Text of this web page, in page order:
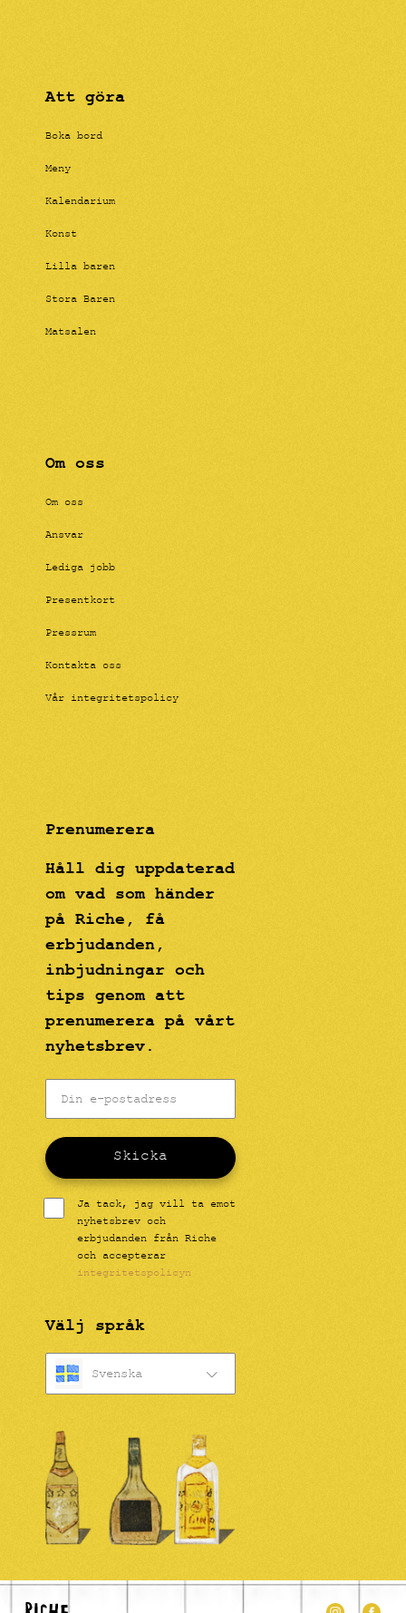
Att göra
Boka bord
Meny
Kalendarium
Konst
Lilla baren
Stora Baren
Matsalen
Om oss
Om oss
Ansvar
Lediga jobb
Presentkort
Pressrum
Kontakta oss
Vår integritetspolicy
Prenumerera
Håll dig uppdaterad
om vad som händer
på Riche, få
erbjudanden,
inbjudningar och
tips genom att
prenumerera på vårt
nyhetsbrev.
Skicka
Ja tack, jag vill ta emot
nyhetsbrev och
erbjudanden från Riche
och accepterar
integritetspolicyn
Välj språk
Svenska